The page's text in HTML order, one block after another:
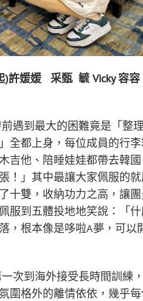
)許媛媛 采甄 毓 Vicky 容容
遇到最大的困難竟是「整
全都上身，每位成員的行
吉他、陪睡娃娃都帶去韓
！」其中最讓大家佩服的
十雙，收納功力之高，讓
服到五體投地地笑說：「
，根本像是哆啦A夢，可以
次到海外接受長時間訓練
圍格外的離情依依，幾乎